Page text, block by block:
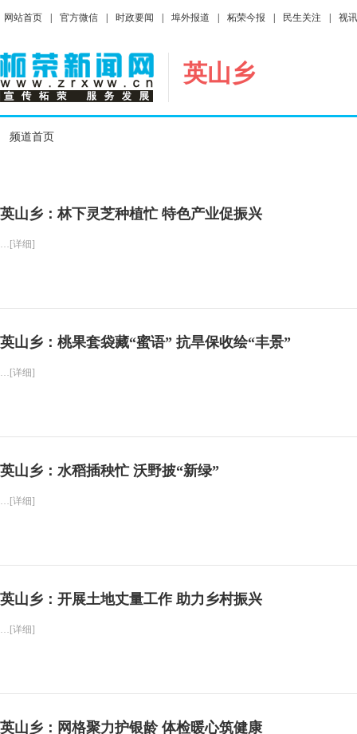
网站首页 官方微信 时政要闻 埠外报道 柘荣今报 民生关注 视
英山乡
频道首页
英山乡：林下灵芝种植忙 特色产业促振兴
…[详细]
英山乡：桃果套袋藏“蜜语” 抗旱保收绘“丰景”
…[详细]
英山乡：水稻插秧忙 沃野披“新绿”
…[详细]
英山乡：开展土地丈量工作 助力乡村振兴
…[详细]
英山乡：网格聚力护银龄 体检暖心筑健康